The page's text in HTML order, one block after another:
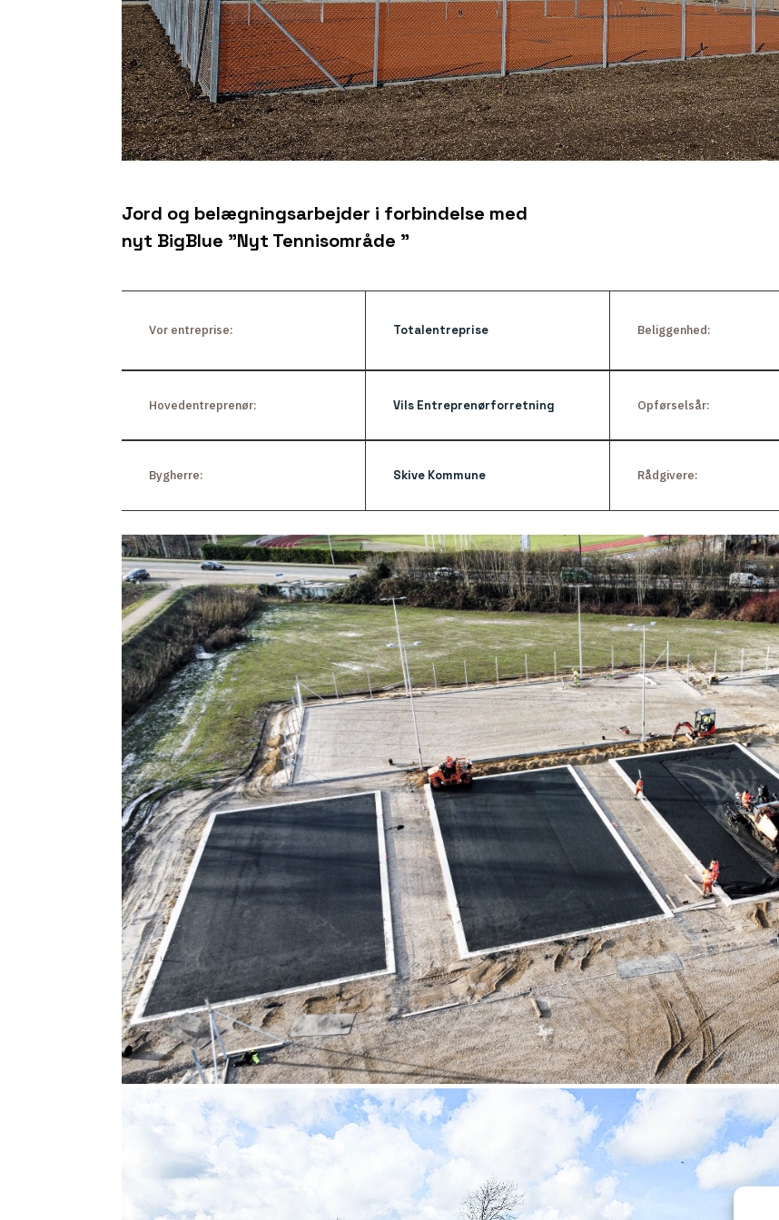
Jord og belægningsarbejder i forbindelse med
nyt BigBlue ”Nyt Tennisområde ”
Vor entreprise: Totalentreprise Beliggenhed:
Hovedentreprenør: Vils Entreprenørforretning Opførselsår:
Bygherre: Skive Kommune Rådgivere: